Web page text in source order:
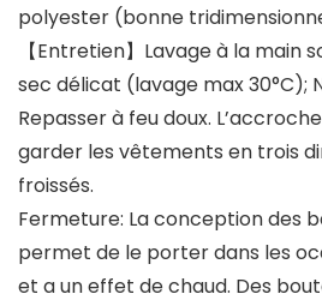
polyester (bonne
【Entretien】Lavage à la main
sec délicat (lavage max 30°C);
Repasser à feu doux.
garder les vêtements en trois
froissés.
Fermeture: La conception des
permet de le porter dans les
et a un effet de chaud. Des